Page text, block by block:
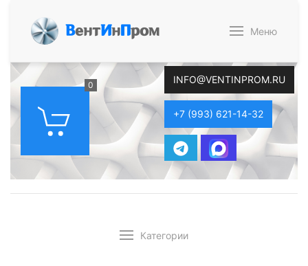
ВентИнПром Меню
0 INFO@VENTINPROM.RU
+7 (993) 621-14-32
Категории